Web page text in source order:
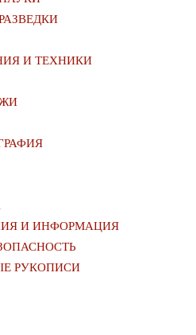
И ТЕХНИКИ
И ИНФОРМАЦИЯ
РУКОПИСИ